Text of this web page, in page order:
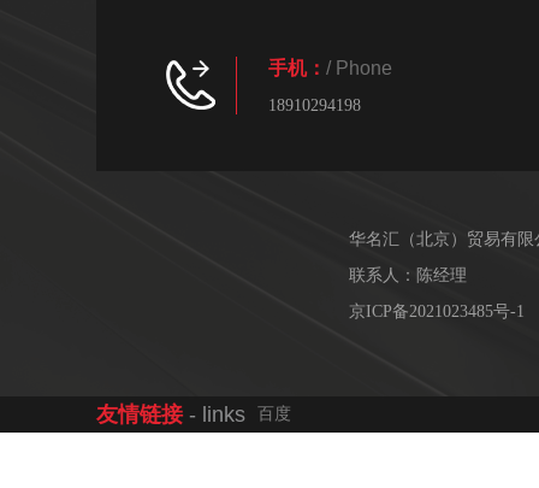
手机： / Phone
18910294198
华名汇（北京）贸易有限
联系人：陈经理
京ICP备2021023485号-1
友情链接 - links 百度